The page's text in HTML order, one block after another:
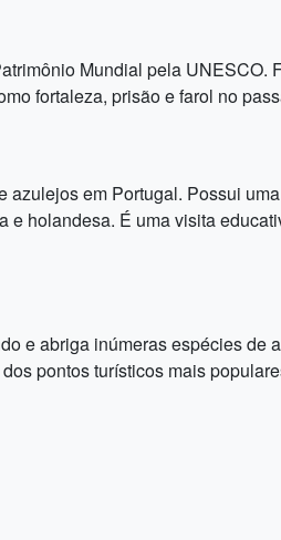
Mundial pela UNESCO.
fortaleza, prisão e farol no
em Portugal. Possui
holandesa. É uma visita
e abriga inúmeras espécies
pontos turísticos mais